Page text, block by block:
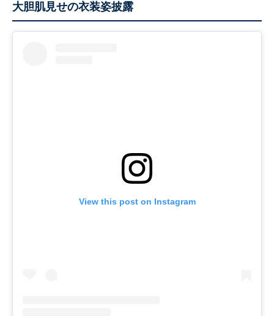
大胆肌見せの衣装姿披露
View this post on Instagram